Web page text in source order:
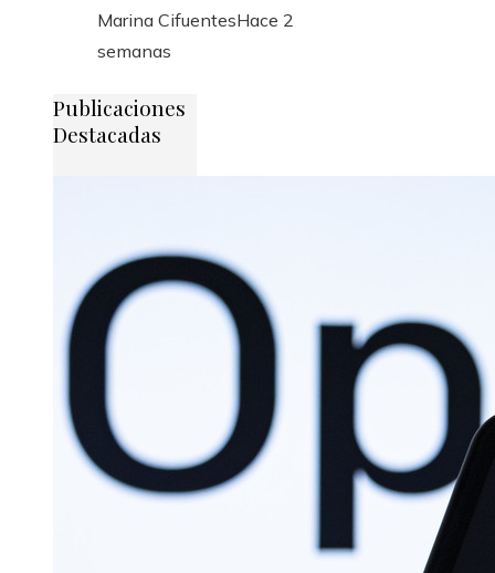
Marina CifuentesHace 2
semanas
Publicaciones
Destacadas